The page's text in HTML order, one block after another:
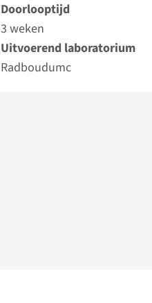
Doorlooptijd
3 weken
Uitvoerend laboratorium
Radboudumc